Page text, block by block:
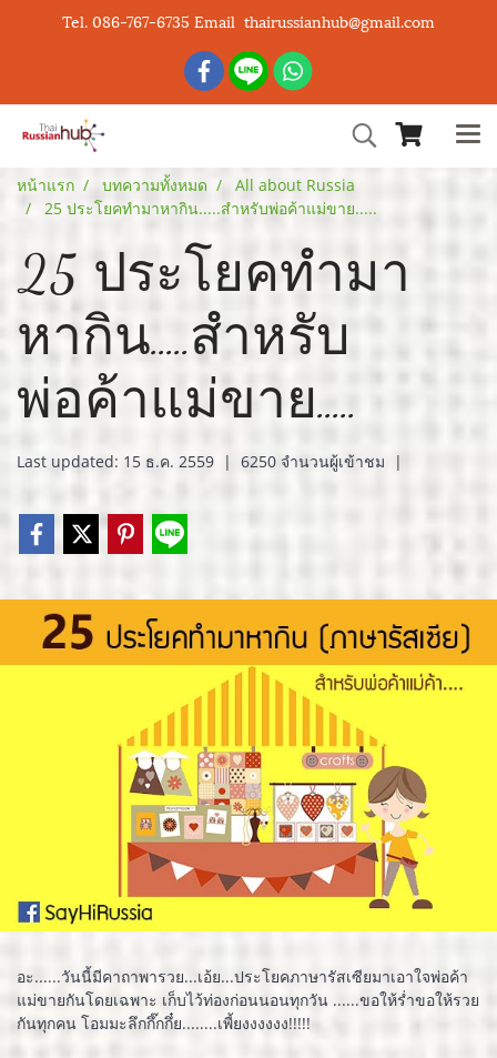
Tel. 086-767-6735 Email thairussianhub@gmail.com
หน้าแรก บทความทั้งหมด
All about Russia
25 ประโยคทำมาหากิน.....สำหรับพ่อค้าแม่ขาย.....
25 ประโยคทำมา
หากิน.....สำหรับ
พ่อค้าแม่ขาย.....
Last updated: 15 ธ.ค. 2559 | 6250 จำนวนผู้เข้าชม |
อะ......วันนี้มีคาถาพารวย...เอ้ย...ประโยคภาษารัสเซียมาเอาใจพ่อค้า
แม่ขายกันโดยเฉพาะ เก็บไว้ท่องก่อนนอนทุกวัน ......ขอให้ร่ำขอให้รวย
กันทุกคน โอมมะลึกกึ๊กกึ๋ย........เพี้ยงงงงงง!!!!!